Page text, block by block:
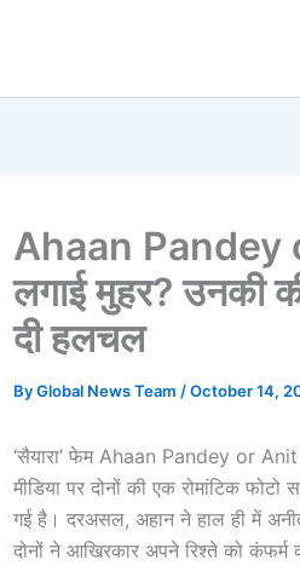
Ahaan Pandey
लगाई मुहर? उनकी
दी हलचल
ByGlobal News Team /October 14,
‘सैयारा’ फेम Ahaan Pandey or
मीडिया पर दोनों की एक रोमांटिक
गई है। दरअसल, अहान ने हाल ही में
दोनों ने आखिरकार अपने रिश्ते को कंफर्म